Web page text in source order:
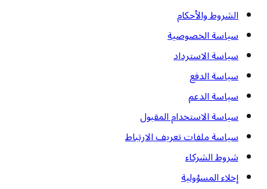
الشروط والأحكام
سياسة الخصوصية
سياسة الاسترداد
سياسة الدفع
سياسة الدعم
سياسة الاستخدام المقبول
سياسة ملفات تعريف الارتباط
شروط الشركاء
إخلاء المسؤولية